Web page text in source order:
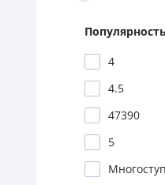
Популярность
4
4.5
47390
5